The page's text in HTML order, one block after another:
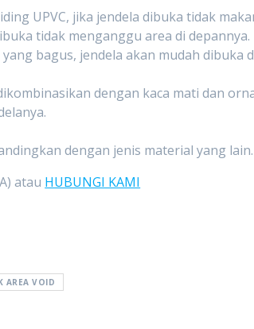
UPVC, jika jendela dibuka tidak
tidak menganggu area di depannya.
bagus, jendela akan mudah dibuka
dengan kaca mati dan
dengan jenis material yang lain.
atau HUBUNGI KAMI
AREA VOID